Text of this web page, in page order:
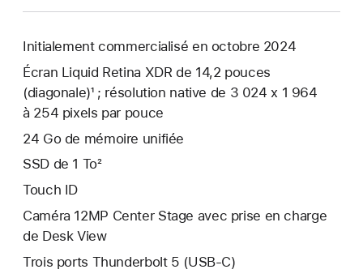
Initialement commercialisé en octobre 2024
Écran Liquid Retina XDR de 14,2 pouces
(diagonale)¹ ; résolution native de 3 024 x 1 964
à 254 pixels par pouce
24 Go de mémoire unifiée
SSD de 1 To²
Touch ID
Caméra 12MP Center Stage avec prise en charge
de Desk View
Trois ports Thunderbolt 5 (USB‑C)